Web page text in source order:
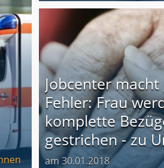
Jobcenter
Fehler: Frau
komplette
gestrichen - zu
am 30.01.2018
Produkttester